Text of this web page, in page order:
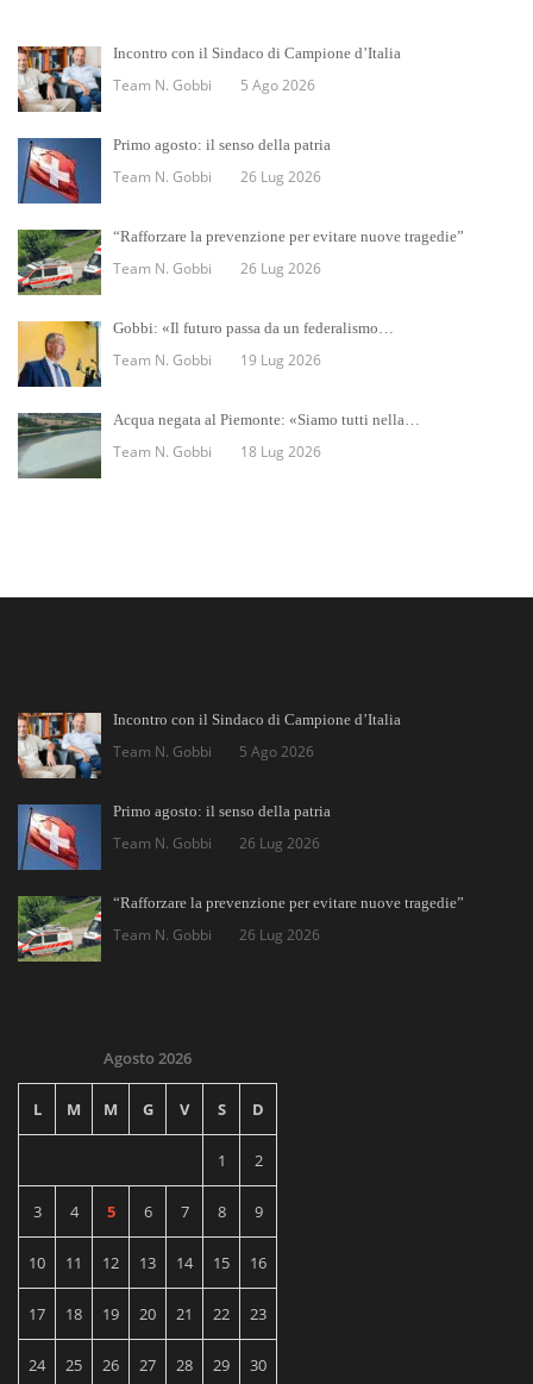
Incontro con il Sindaco di Campione d’Italia
Team N. Gobbi 5 Ago 2026
Primo agosto: il senso della patria
Team N. Gobbi 26 Lug 2026
“Rafforzare la prevenzione per evitare nuove tragedie”
Team N. Gobbi 26 Lug 2026
Gobbi: «Il futuro passa da un federalismo…
Team N. Gobbi 19 Lug 2026
Acqua negata al Piemonte: «Siamo tutti nella…
Team N. Gobbi 18 Lug 2026
Incontro con il Sindaco di Campione d’Italia
Team N. Gobbi 5 Ago 2026
Primo agosto: il senso della patria
Team N. Gobbi 26 Lug 2026
“Rafforzare la prevenzione per evitare nuove tragedie”
Team N. Gobbi 26 Lug 2026
Agosto 2026
L M M G V S D
1 2
3 4 5 6 7 8 9
10 11 12 13 14 15 16
17 18 19 20 21 22 23
24 25 26 27 28 29 30